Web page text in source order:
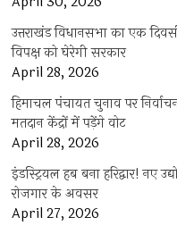
उत्तराखंड विधानसभा का एक
विपक्ष को घेरेगी सरकार
April 28, 2026
हिमाचल पंचायत चुनाव पर
मतदान केंद्रों में पड़ेंगे वोट
April 28, 2026
इंडस्ट्रियल हब बना हरिद्वार!
रोजगार के अवसर
April 27, 2026